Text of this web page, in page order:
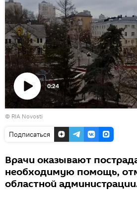
Воспроизвести
видео
0:24
© RIA Novosti
Подписаться
Врачи оказывают
необходимую помощь,
областной